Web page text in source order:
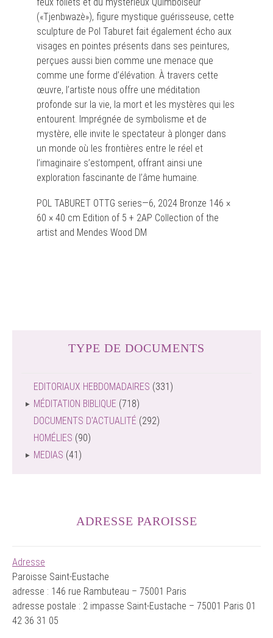
(«Tjenbwazè»), figure mystique guérisseuse, cette
sculpture de Pol Taburet fait également écho aux
visages en pointes présents dans ses peintures,
perçues aussi bien comme une menace que
comme une forme d’élévation. À travers cette
œuvre, l’artiste nous offre une méditation
profonde sur la vie, la mort et les mystères qui les
entourent. Imprégnée de symbolisme et de
mystère, elle invite le spectateur à plonger dans
un monde où les frontières entre le réel et
l’imaginaire s’estompent, offrant ainsi une
exploration fascinante de l’âme humaine.
POL TABURET OTTG series—6, 2024 Bronze 146 ×
60 × 40 cm Edition of 5 + 2AP Collection of the
artist and Mendes Wood DM
TYPE DE DOCUMENTS
EDITORIAUX HEBDOMADAIRES (331)
MÉDITATION BIBLIQUE (718)
DOCUMENTS D'ACTUALITÉ (292)
HOMÉLIES (90)
MEDIAS (41)
ADRESSE PAROISSE
Adresse
Paroisse Saint-Eustache
adresse : 146 rue Rambuteau – 75001 Paris
adresse postale : 2 impasse Saint-Eustache – 75001 Paris 01
42 36 31 05